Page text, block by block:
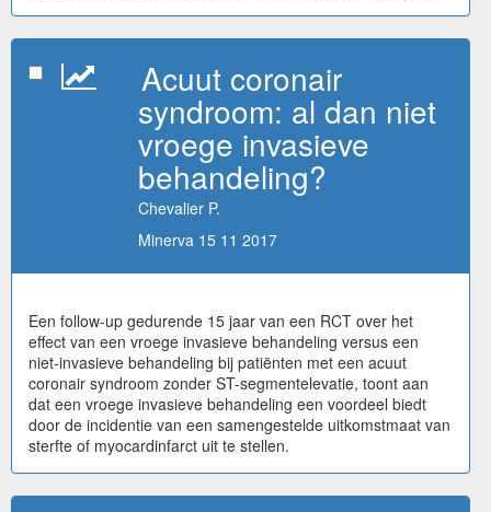
Acuut coronair
syndroom: al dan niet
vroege invasieve
behandeling?
Chevalier P.
Minerva 15 11 2017
Een follow-up gedurende 15 jaar van een RCT over het
effect van een vroege invasieve behandeling versus een
niet-invasieve behandeling bij patiënten met een acuut
coronair syndroom zonder ST-segmentelevatie, toont aan
dat een vroege invasieve behandeling een voordeel biedt
door de incidentie van een samengestelde uitkomstmaat van
sterfte of myocardinfarct uit te stellen.